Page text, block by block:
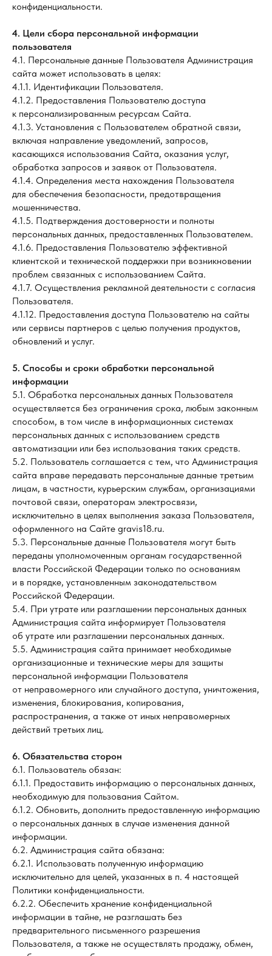
конфиденциальности.
4. Цели сбора персональной информации
пользователя
4.1. Персональные данные Пользователя Администрация
сайта может использовать в целях:
4.1.1. Идентификации Пользователя.
4.1.2. Предоставления Пользователю доступа
к персонализированным ресурсам Сайта.
4.1.3. Установления с Пользователем обратной связи,
включая направление уведомлений, запросов,
касающихся использования Сайта, оказания услуг,
обработка запросов и заявок от Пользователя.
4.1.4. Определения места нахождения Пользователя
для обеспечения безопасности, предотвращения
мошенничества.
4.1.5. Подтверждения достоверности и полноты
персональных данных, предоставленных Пользователем.
4.1.6. Предоставления Пользователю эффективной
клиентской и технической поддержки при возникновении
проблем связанных с использованием Сайта.
4.1.7. Осуществления рекламной деятельности с согласия
Пользователя.
4.1.12. Предоставления доступа Пользователю на сайты
или сервисы партнеров с целью получения продуктов,
обновлений и услуг.
5. Способы и сроки обработки персональной
информации
5.1. Обработка персональных данных Пользователя
осуществляется без ограничения срока, любым законным
способом, в том числе в информационных системах
персональных данных с использованием средств
автоматизации или без использования таких средств.
5.2. Пользователь соглашается с тем, что Администрация
сайта вправе передавать персональные данные третьим
лицам, в частности, курьерским службам, организациями
почтовой связи, операторам электросвязи,
исключительно в целях выполнения заказа Пользователя,
оформленного на Сайте gravis18.ru.
5.3. Персональные данные Пользователя могут быть
переданы уполномоченным органам государственной
власти Российской Федерации только по основаниям
и в порядке, установленным законодательством
Российской Федерации.
5.4. При утрате или разглашении персональных данных
Администрация сайта информирует Пользователя
об утрате или разглашении персональных данных.
5.5. Администрация сайта принимает необходимые
организационные и технические меры для защиты
персональной информации Пользователя
от неправомерного или случайного доступа, уничтожения,
изменения, блокирования, копирования,
распространения, а также от иных неправомерных
действий третьих лиц.
6. Обязательства сторон
6.1. Пользователь обязан:
6.1.1. Предоставить информацию о персональных данных,
необходимую для пользования Сайтом.
6.1.2. Обновить, дополнить предоставленную информацию
о персональных данных в случае изменения данной
информации.
6.2. Администрация сайта обязана:
6.2.1. Использовать полученную информацию
исключительно для целей, указанных в п. 4 настоящей
Политики конфиденциальности.
6.2.2. Обеспечить хранение конфиденциальной
информации в тайне, не разглашать без
предварительного письменного разрешения
Пользователя, а также не осуществлять продажу, обмен,